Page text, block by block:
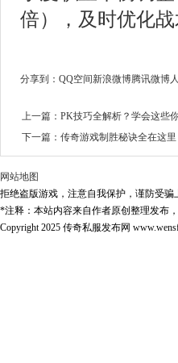
倍），及时优化
分享到： QQ空间新浪微博腾讯微博
上一篇：PK技巧全解析？学会这些
下一篇：传奇游戏制胜秘诀全在这
网站地图
拒绝盗版游戏，注意自我保护，谨防受
*注释：本站内容来自作者原创整理发布
Copyright 2025 传奇私服发布网